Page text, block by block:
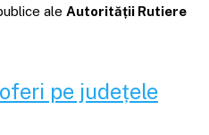
ale Autorității Rutiere
pe județele